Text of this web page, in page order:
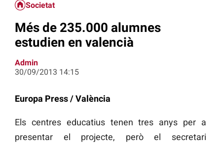
Societat
Més de 235.000 alumnes
estudien en valencià
Admin
30/09/2013 14:15
Europa Press / València
Els centres educatius tenen tres anys per a
presentar el projecte, però el secretari